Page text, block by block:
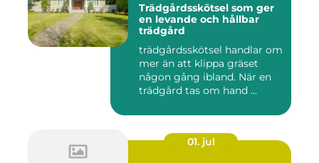
Trädgårdsskötsel som ger
en levande och hållbar
trädgård
trädgårdsskötsel handlar om
mer än att klippa gräset
någon gång ibland. När en
trädgård tas om hand ...
01. jul